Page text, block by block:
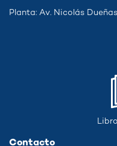
Planta: Av. Nicolás
Contacto